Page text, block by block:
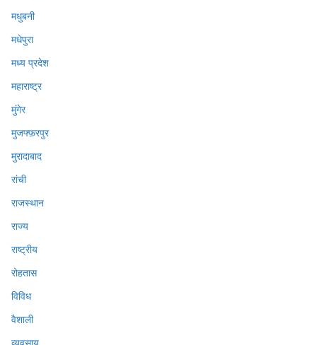
मधुबनी
मधेपुरा
मध्य प्रदेश
महाराष्ट्र
मुंगेर
मुजफ्फ़रपुर
मुरादाबाद
रांची
राजस्थान
राज्य
राष्ट्रीय
रोहतास
विविध
वैशाली
व्यवसाय